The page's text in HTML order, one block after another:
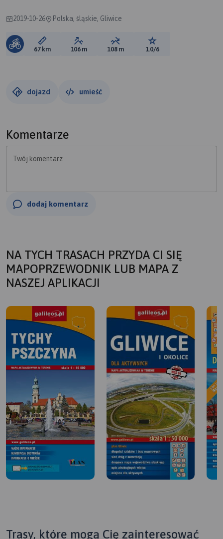
2019-10-26 Polska, śląskie, Gliwice
Długość trasy:
67 km Suma przewyższeń:
106 m Suma spadków:
108 m Ocena trasy:
1.0/6
dojazd umieść
Komentarze
Twój komentarz
dodaj komentarz
NA TYCH TRASACH PRZYDA CI SIĘ
MAPOPRZEWODNIK LUB MAPA Z
NASZEJ APLIKACJI
Trasy, które mogą Cię zainteresować